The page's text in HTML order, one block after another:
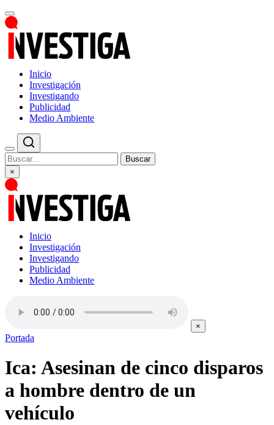
Inicio
Investigación
Investigando
Publicidad
Medio Ambiente
Buscar
×
Inicio
Investigación
Investigando
Publicidad
Medio Ambiente
×
Portada
Ica: Asesinan de cinco disparos
a hombre dentro de un
vehículo